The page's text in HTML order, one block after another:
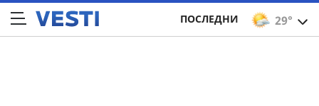
29°
ПОСЛЕДНИ